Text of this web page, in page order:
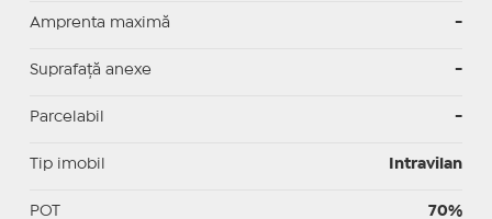
Amprenta maximă -
Suprafață anexe -
Parcelabil -
Tip imobil Intravilan
POT 70%